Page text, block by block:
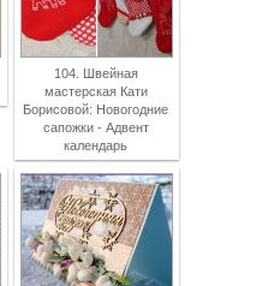
104. Швейная
мастерская Кати
Борисовой: Новогодние
сапожки - Адвент
календарь